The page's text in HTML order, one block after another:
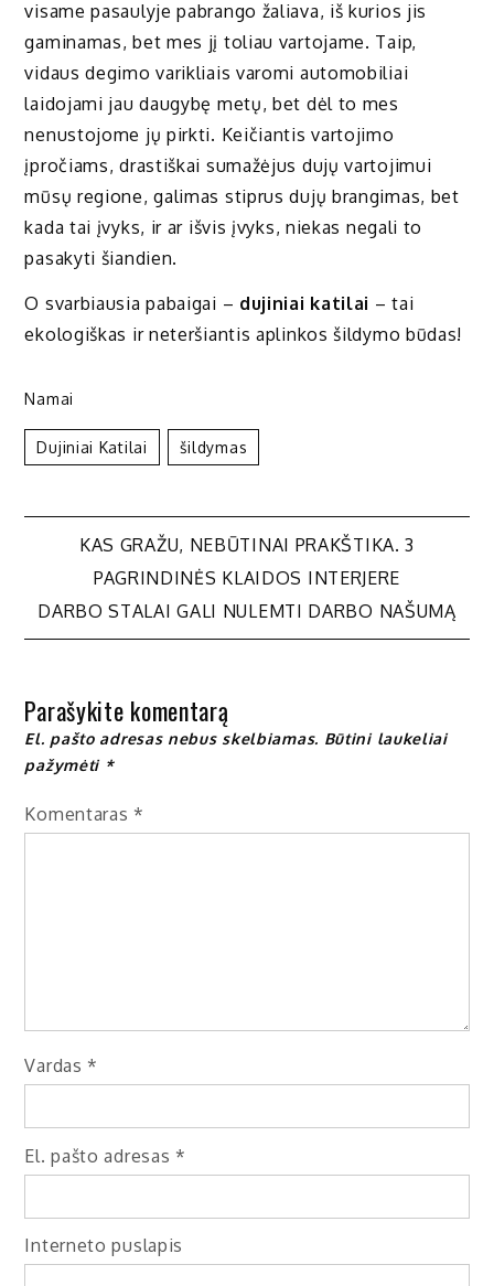
visame pasaulyje pabrango žaliava, iš kurios jis
gaminamas, bet mes jį toliau vartojame. Taip,
vidaus degimo varikliais varomi automobiliai
laidojami jau daugybę metų, bet dėl to mes
nenustojome jų pirkti. Keičiantis vartojimo
įpročiams, drastiškai sumažėjus dujų vartojimui
mūsų regione, galimas stiprus dujų brangimas, bet
kada tai įvyks, ir ar išvis įvyks, niekas negali to
pasakyti šiandien.
O svarbiausia pabaigai – dujiniai katilai – tai
ekologiškas ir neteršiantis aplinkos šildymo būdas!
Namai
Dujiniai Katilai Šildymas
Navigacija
tarp
KAS GRAŽU, NEBŪTINAI PRAKŠTIKA. 3
PAGRINDINĖS KLAIDOS INTERJERE
DARBO STALAI GALI NULEMTI DARBO NAŠUMĄ
Parašykite komentarą
El. pašto adresas nebus skelbiamas. Būtini laukeliai
pažymėti *
Komentaras *
Vardas *
El. pašto adresas *
Interneto puslapis